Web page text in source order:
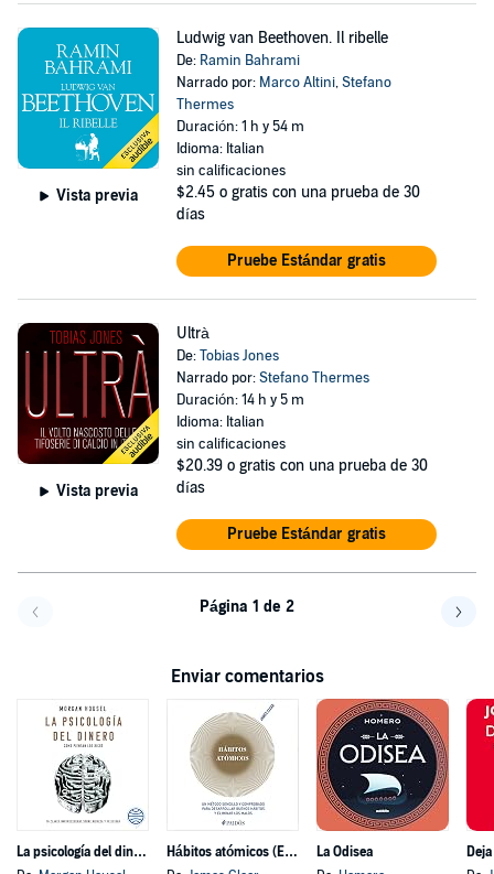
Vista previa
Ludwig van Beethoven. Il ribelle
De: Ramin Bahrami
Narrado por: Marco Altini,Stefano
Thermes
Duración: 1 h y 54 m
Idioma: Italian
sin calificaciones
$2.45 o gratis con una prueba de 30
días
Pruebe Estándar gratis
Vista previa
Ultrà
De:Tobias Jones
Narrado por:Stefano Thermes
Duración: 14 h y 5 m
Idioma: Italian
sin calificaciones
$20.39 o gratis con una prueba de 30
días
Pruebe Estándar gratis
Página 1 de 2
Enviar comentarios
La psicología del dinero
Hábitos atómicos (Español neutro)
La Odisea